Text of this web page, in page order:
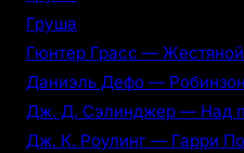
Груша
Гюнтер Грасс —
Даниэль Дефо —
Дж. Д. Сэлинджер — Над
Дж. К. Роулинг — Гарри